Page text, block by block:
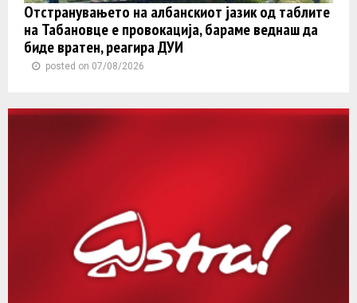
Отстранувањето на албанскиот јазик од таблите
на Табановце е провокација, бараме веднаш да
биде вратен, реагира ДУИ
posted on 07/08/2026